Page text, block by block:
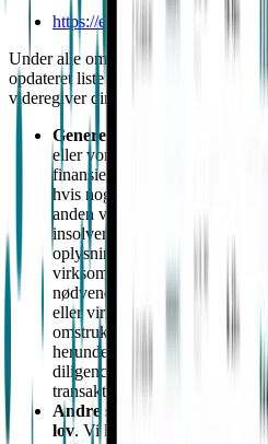
https://emp.is/epimonitor-third-
Under alle omstændigheder vil vi på
opdateret liste over de leverandører
videregiver dine personlige data til.
Generel forretningsdrift.
eller vores datterselskaber
finansieret af eller investeret i
hvis nogen af vores aktiver
anden virksomhed, enten som
insolvensprocedure eller på
oplysninger, vi har indsamlet
virksomhed. Vi kan også dele
nødvendige forud for
eller
omstrukturering, til långivere,
herunder advokater og
diligence eller som nødvendigt
transaktion.
Andre som tilladt eller
lov. Vi kan videregive